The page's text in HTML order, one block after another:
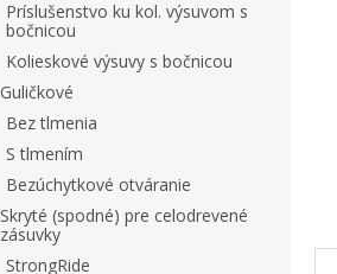
Príslušenstvo ku kol. výsuvom s
bočnicou
Kolieskové výsuvy s bočnicou
Guličkové
Bez tlmenia
S tlmením
Bezúchytkové otváranie
Skryté (spodné) pre celodrevené
zásuvky
StrongRide